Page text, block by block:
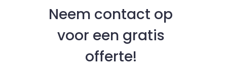
Neem contact op
voor een gratis
offerte!